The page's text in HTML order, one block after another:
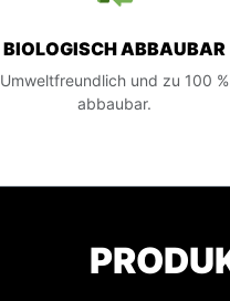
BIOLOGISCH ABBAUBAR
Umweltfreundlich und zu 100 %
abbaubar.